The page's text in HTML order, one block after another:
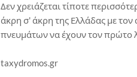
Δεν χρειάζεται τίποτε
άκρη σ' άκρη της Ελλάδας με
πνευμάτων να έχουν τον πρώτο
taxydromos.gr